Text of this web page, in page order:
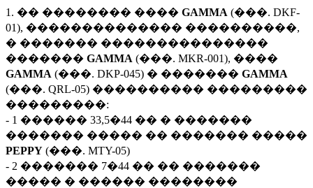
1. �� �������� ���� GAMMA (���. DKF-
01), �������������� ����������,
� ������� ���������������
������� GAMMA (���. MKR-001), ����
GAMMA (���. DKP-045) � ������� GAMMA
(���. QRL-05) ���������� ���������
���������:
- 1 ������ 33,5�44 �� � �������
������� ����� �� ������� �����
PEPPY (���. MTY-05)
- 2 ������� 7�44 �� �� �������
����� � ������ ��������